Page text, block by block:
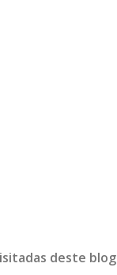
deste blog